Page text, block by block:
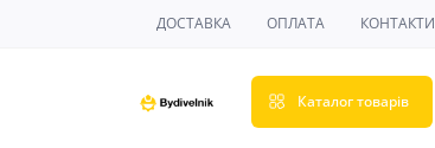
ДОСТАВКА ОПЛАТА КОНТАКТИ
Каталог товарів